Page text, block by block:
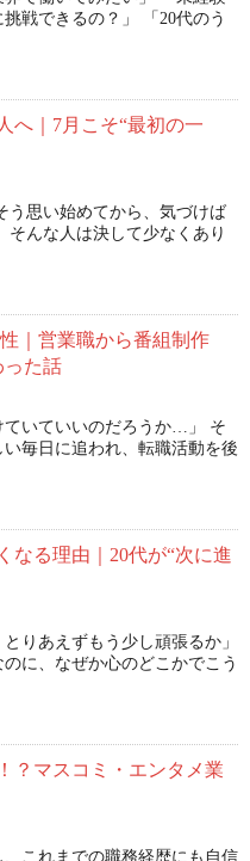
戦できるの？」 「20代のう
へ｜7月こそ“最初の一
う思い始めてから、気づけば
そんな人は決して少なくあり
｜営業職から番組制作
った話
ていていいのだろうか…」 そ
毎日に追われ、転職活動を後
なる理由｜20代が“次に進
りあえずもう少し頑張るか」
に、なぜか心のどこかでこう
？マスコミ・エンタメ業
、これまでの職務経歴にも自信